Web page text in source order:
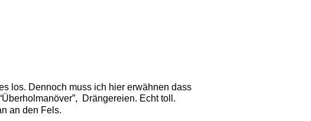
los. Dennoch muss ich hier erwähnen dass
Drängereien. Echt toll.
an den Fels.